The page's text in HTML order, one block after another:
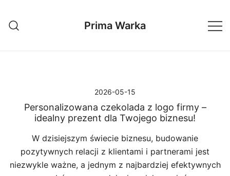
treści
Prima Warka
2026-05-15
Personalizowana czekolada z logo firmy –
idealny prezent dla Twojego biznesu!
W dzisiejszym świecie biznesu, budowanie
pozytywnych relacji z klientami i partnerami jest
niezwykle ważne, a jednym z najbardziej efektywnych